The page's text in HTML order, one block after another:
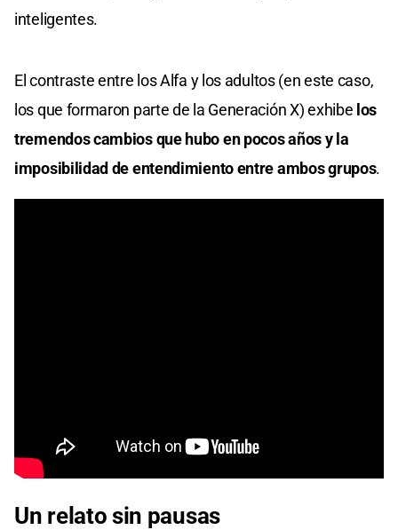
inteligentes.
El contraste entre los Alfa y los adultos (en este caso,
los que formaron parte de la Generación X) exhibe los
tremendos cambios que hubo en pocos años y la
imposibilidad de entendimiento entre ambos grupos.
Un relato sin pausas